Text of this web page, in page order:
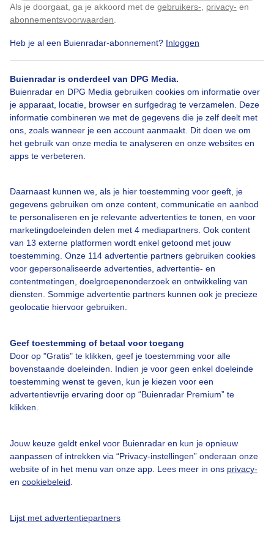
Als je doorgaat, ga je akkoord met de gebruikers- privacy- en
abonnementsvoorwaarden
Heb je al een Buienradar-abonnement? Inloggen
Buienradar is onderdeel van DPG Media.
Buienradar en DPG Media gebruiken cookies om informatie over
je apparaat, locatie, browser en surfgedrag te verzamelen. Deze
informatie combineren we met de gegevens die je zelf deelt met
ons, zoals wanneer je een account aanmaakt. Dit doen we om
het gebruik van onze media te analyseren en onze websites en
apps te verbeteren.
Daarnaast kunnen we, als je hier toestemming voor geeft, je
gegevens gebruiken om onze content, communicatie en aanbod
te personaliseren en je relevante advertenties te tonen, en voor
marketingdoeleinden delen met 4 mediapartners. Ook content
van 13 externe platformen wordt enkel getoond met jouw
toestemming. Onze 114 advertentie partners gebruiken cookies
voor gepersonaliseerde advertenties, advertentie- en
contentmetingen, doelgroepenonderzoek en ontwikkeling van
diensten. Sommige advertentie partners kunnen ook je precieze
geolocatie hiervoor gebruiken.
Geef toestemming of betaal voor toegang
Door op "Gratis" te klikken, geef je toestemming voor alle
bovenstaande doeleinden. Indien je voor geen enkel doeleinde
toestemming wenst te geven, kun je kiezen voor een
advertentievrije ervaring door op “Buienradar Premium” te
klikken.
Jouw keuze geldt enkel voor Buienradar en kun je opnieuw
aanpassen of intrekken via “Privacy-instellingen” onderaan onze
website of in het menu van onze app. Lees meer in ons privacy-
en cookiebeleid
Lijst met advertentiepartners
Door: Roos Vaessen Gemaakt: 20-03-2025, 126x bekeken
Bekijk slideshow
Een moment geduld aub...
Over Buienradar
Veelgestelde vragen
Contact
Toegankelijkheid
Buienradar Team
Privacy instellingen
Klik hierom dit aan te passen